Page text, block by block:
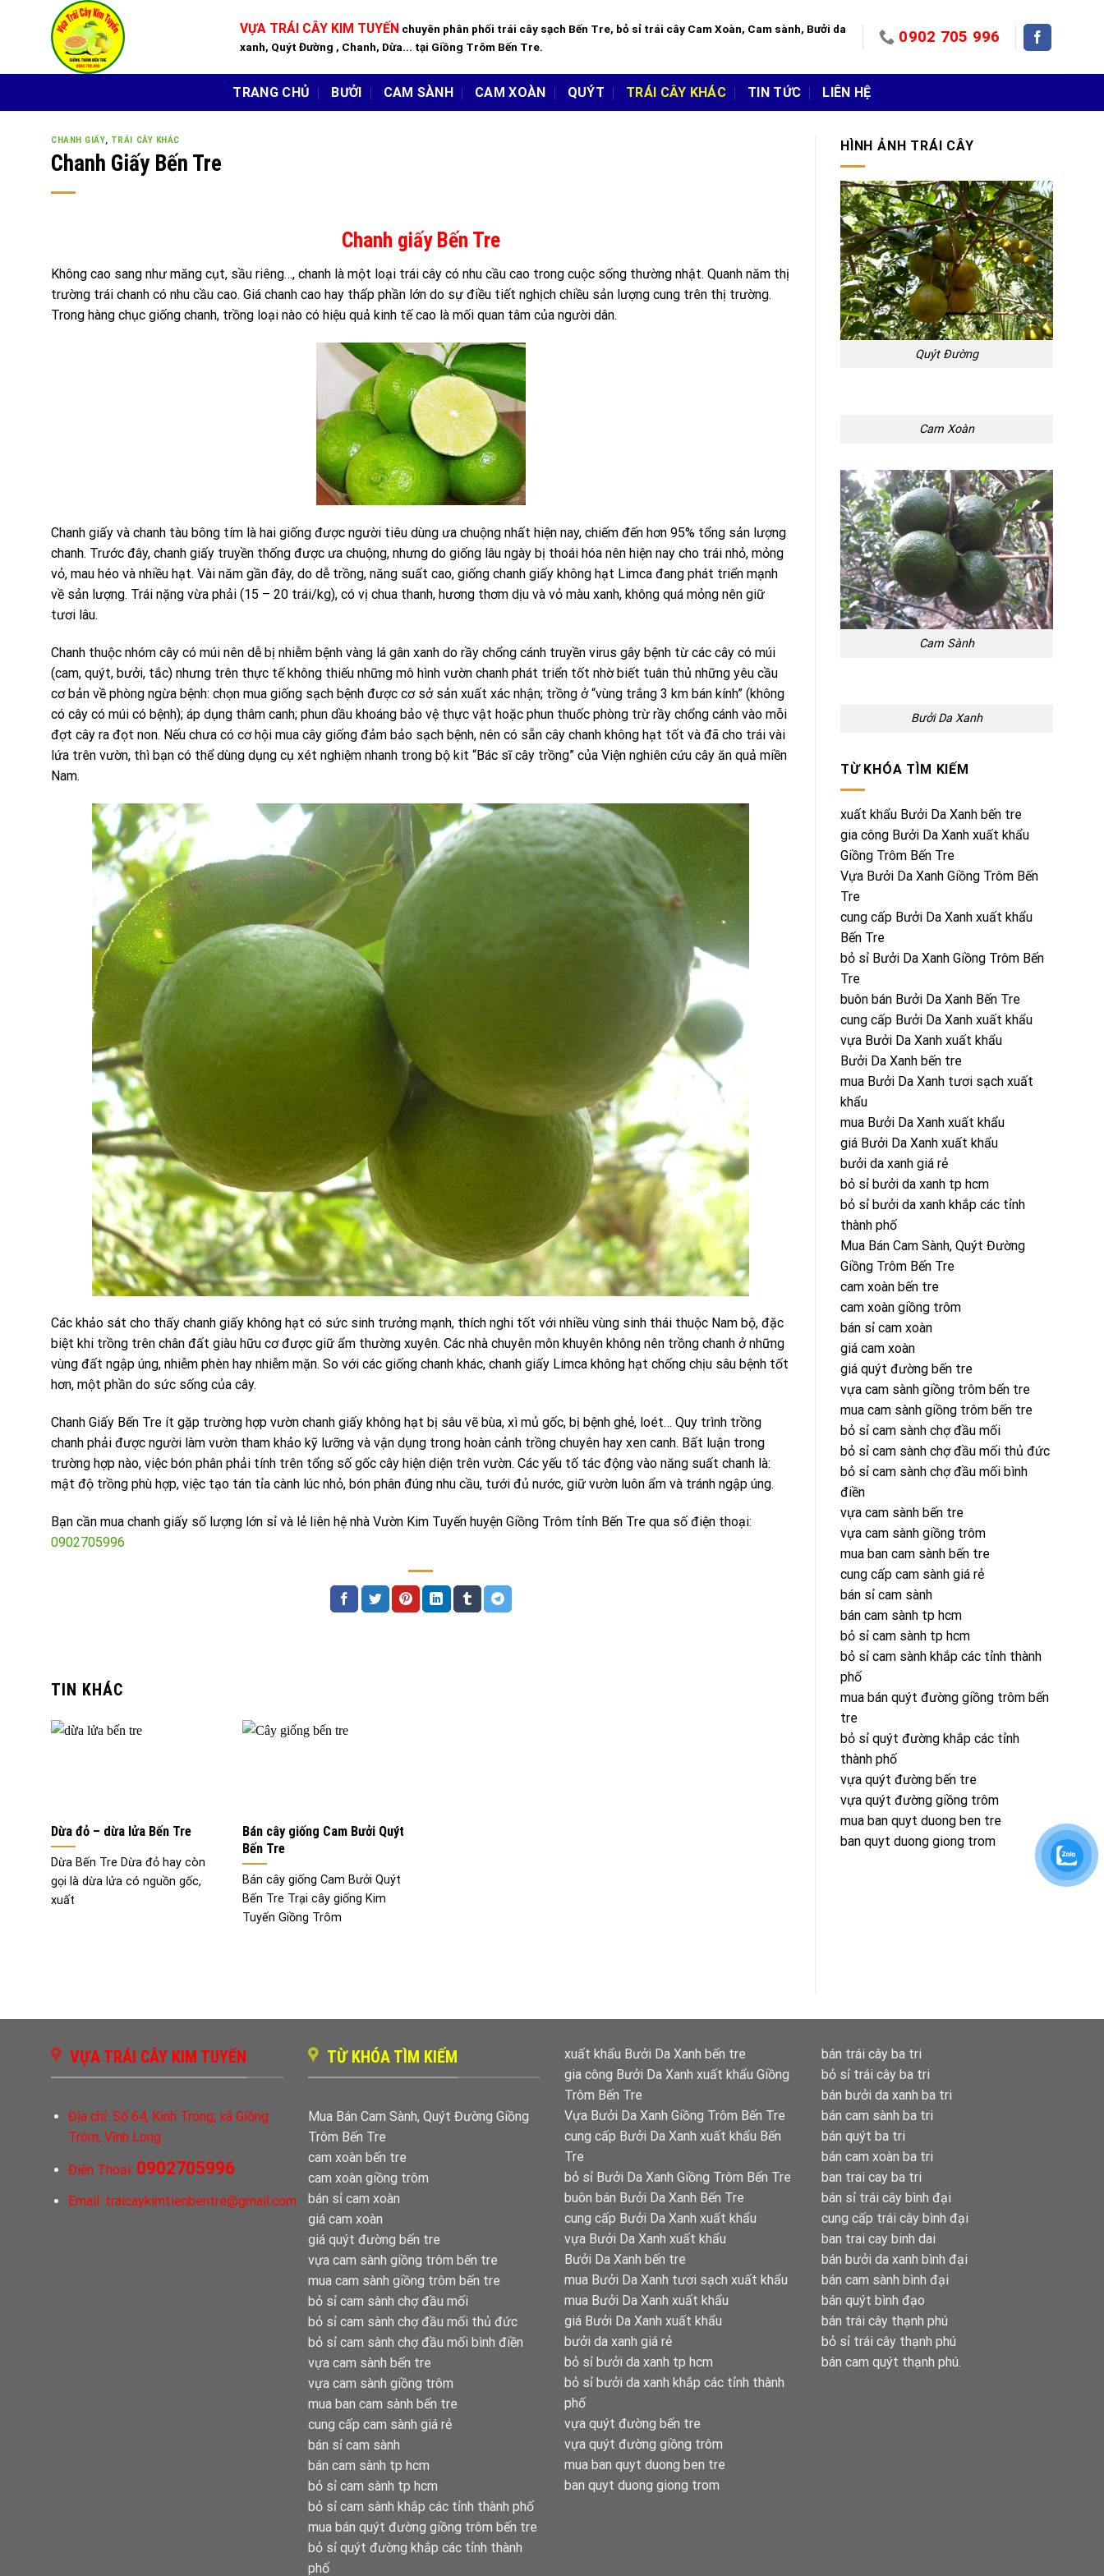
VỰA TRÁI CÂY KIM TUYẾN chuyên phân phối trái cây sạch Bến Tre, bỏ sỉ trái cây Cam Xoàn, Cam sành, Bưởi da
xanh, Quýt Đường , Chanh, Dừa... tại Giồng Trôm Bến Tre.
0902 705 996
TRANG CHỦ BƯỞI CAM SÀNH CAM XOÀN QUÝT TRÁI CÂY KHÁC TIN TỨC LIÊN HỆ
CHANH GIẤY, TRÁI CÂY KHÁC
Chanh Giấy Bến Tre
Chanh giấy Bến Tre
Không cao sang như măng cụt, sầu riêng…, chanh là một loại trái cây có nhu cầu cao trong cuộc sống thường nhật. Quanh năm thị
trường trái chanh có nhu cầu cao. Giá chanh cao hay thấp phần lớn do sự điều tiết nghịch chiều sản lượng cung trên thị trường.
Trong hàng chục giống chanh, trồng loại nào có hiệu quả kinh tế cao là mối quan tâm của người dân.
Chanh giấy và chanh tàu bông tím là hai giống được người tiêu dùng ưa chuộng nhất hiện nay, chiếm đến hơn 95% tổng sản lượng
chanh. Trước đây, chanh giấy truyền thống được ưa chuộng, nhưng do giống lâu ngày bị thoái hóa nên hiện nay cho trái nhỏ, mỏng
vỏ, mau héo và nhiều hạt. Vài năm gần đây, do dễ trồng, năng suất cao, giống chanh giấy không hạt Limca đang phát triển mạnh
về sản lượng. Trái nặng vừa phải (15 – 20 trái/kg), có vị chua thanh, hương thơm dịu và vỏ màu xanh, không quá mỏng nên giữ
tươi lâu.
Chanh thuộc nhóm cây có múi nên dễ bị nhiễm bệnh vàng lá gân xanh do rầy chổng cánh truyền virus gây bệnh từ các cây có múi
(cam, quýt, bưởi, tắc) nhưng trên thực tế không thiếu những mô hình vườn chanh phát triển tốt nhờ biết tuân thủ những yêu cầu
cơ bản về phòng ngừa bệnh: chọn mua giống sạch bệnh được cơ sở sản xuất xác nhận; trồng ở “vùng trắng 3 km bán kính” (không
có cây có múi có bệnh); áp dụng thâm canh; phun dầu khoáng bảo vệ thực vật hoặc phun thuốc phòng trừ rầy chổng cánh vào mỗi
đợt cây ra đọt non. Nếu chưa có cơ hội mua cây giống đảm bảo sạch bệnh, nên có sẵn cây chanh không hạt tốt và đã cho trái vài
lứa trên vườn, thì bạn có thể dùng dụng cụ xét nghiệm nhanh trong bộ kit “Bác sĩ cây trồng” của Viện nghiên cứu cây ăn quả miền
Nam.
Các khảo sát cho thấy chanh giấy không hạt có sức sinh trưởng mạnh, thích nghi tốt với nhiều vùng sinh thái thuộc Nam bộ, đặc
biệt khi trồng trên chân đất giàu hữu cơ được giữ ẩm thường xuyên. Các nhà chuyên môn khuyên không nên trồng chanh ở những
vùng đất ngập úng, nhiễm phèn hay nhiễm mặn. So với các giống chanh khác, chanh giấy Limca không hạt chống chịu sâu bệnh tốt
hơn, một phần do sức sống của cây.
Chanh Giấy Bến Tre ít gặp trường hợp vườn chanh giấy không hạt bị sâu vẽ bùa, xì mủ gốc, bị bệnh ghẻ, loét… Quy trình trồng
chanh phải được người làm vườn tham khảo kỹ lưỡng và vận dụng trong hoàn cảnh trồng chuyên hay xen canh. Bất luận trong
trường hợp nào, việc bón phân phải tính trên tổng số gốc cây hiện diện trên vườn. Các yếu tố tác động vào năng suất chanh là:
mật độ trồng phù hợp, việc tạo tán tỉa cành lúc nhỏ, bón phân đúng nhu cầu, tưới đủ nước, giữ vườn luôn ẩm và tránh ngập úng.
Bạn cần mua chanh giấy số lượng lớn sỉ và lẻ liên hệ nhà Vườn Kim Tuyến huyện Giồng Trôm tỉnh Bến Tre qua số điện thoại:
0902705996
TIN KHÁC
Dừa đỏ – dừa lửa Bến Tre
Dừa Bến Tre Dừa đỏ hay còn
gọi là dừa lửa có nguồn gốc,
xuất
Bán cây giống Cam Bưởi Quýt
Bến Tre
Bán cây giống Cam Bưởi Quýt
Bến Tre Trại cây giống Kim
Tuyến Giồng Trôm
HÌNH ẢNH TRÁI CÂY
Quýt Đường
Cam Xoàn
Cam Sành
Bưởi Da Xanh
TỪ KHÓA TÌM KIẾM
xuất khẩu Bưởi Da Xanh bến tre
gia công Bưởi Da Xanh xuất khẩu
Giồng Trôm Bến Tre
Vựa Bưởi Da Xanh Giồng Trôm Bến
Tre
cung cấp Bưởi Da Xanh xuất khẩu
Bến Tre
bỏ sỉ Bưởi Da Xanh Giồng Trôm Bến
Tre
buôn bán Bưởi Da Xanh Bến Tre
cung cấp Bưởi Da Xanh xuất khẩu
vựa Bưởi Da Xanh xuất khẩu
Bưởi Da Xanh bến tre
mua Bưởi Da Xanh tươi sạch xuất
khẩu
mua Bưởi Da Xanh xuất khẩu
giá Bưởi Da Xanh xuất khẩu
bưởi da xanh giá rẻ
bỏ sỉ bưởi da xanh tp hcm
bỏ sỉ bưởi da xanh khắp các tỉnh
thành phố
Mua Bán Cam Sành, Quýt Đường
Giồng Trôm Bến Tre
cam xoàn bến tre
cam xoàn giồng trôm
bán sỉ cam xoàn
giá cam xoàn
giá quýt đường bến tre
vựa cam sành giồng trôm bến tre
mua cam sành giồng trôm bến tre
bỏ sỉ cam sành chợ đầu mối
bỏ sỉ cam sành chợ đầu mối thủ đức
bỏ sỉ cam sành chợ đầu mối bình
điền
vựa cam sành bến tre
vựa cam sành giồng trôm
mua ban cam sành bến tre
cung cấp cam sành giá rẻ
bán sỉ cam sành
bán cam sành tp hcm
bỏ sỉ cam sành tp hcm
bỏ sỉ cam sành khắp các tỉnh thành
phố
mua bán quýt đường giồng trôm bến
tre
bỏ sỉ quýt đường khắp các tỉnh
thành phố
vựa quýt đường bến tre
vựa quýt đường giồng trôm
mua ban quyt duong ben tre
ban quyt duong giong trom
VỰA TRÁI CÂY KIM TUYẾN
Địa chỉ: Số 64, Kinh Trong, xã Giồng
Trôm, Vĩnh Long
Điện Thoại: 0902705996
Email: traicaykimtienbentre@gmail.com
TỪ KHÓA TÌM KIẾM
Mua Bán Cam Sành, Quýt Đường Giồng
Trôm Bến Tre
cam xoàn bến tre
cam xoàn giồng trôm
bán sỉ cam xoàn
giá cam xoàn
giá quýt đường bến tre
vựa cam sành giồng trôm bến tre
mua cam sành giồng trôm bến tre
bỏ sỉ cam sành chợ đầu mối
bỏ sỉ cam sành chợ đầu mối thủ đức
bỏ sỉ cam sành chợ đầu mối bình điền
vựa cam sành bến tre
vựa cam sành giồng trôm
mua ban cam sành bến tre
cung cấp cam sành giá rẻ
bán sỉ cam sành
bán cam sành tp hcm
bỏ sỉ cam sành tp hcm
bỏ sỉ cam sành khắp các tỉnh thành phố
mua bán quýt đường giồng trôm bến tre
bỏ sỉ quýt đường khắp các tỉnh thành
phố
xuất khẩu Bưởi Da Xanh bến tre
gia công Bưởi Da Xanh xuất khẩu Giồng
Trôm Bến Tre
Vựa Bưởi Da Xanh Giồng Trôm Bến Tre
cung cấp Bưởi Da Xanh xuất khẩu Bến
Tre
bỏ sỉ Bưởi Da Xanh Giồng Trôm Bến Tre
buôn bán Bưởi Da Xanh Bến Tre
cung cấp Bưởi Da Xanh xuất khẩu
vựa Bưởi Da Xanh xuất khẩu
Bưởi Da Xanh bến tre
mua Bưởi Da Xanh tươi sạch xuất khẩu
mua Bưởi Da Xanh xuất khẩu
giá Bưởi Da Xanh xuất khẩu
bưởi da xanh giá rẻ
bỏ sỉ bưởi da xanh tp hcm
bỏ sỉ bưởi da xanh khắp các tỉnh thành
phố
vựa quýt đường bến tre
vựa quýt đường giồng trôm
mua ban quyt duong ben tre
ban quyt duong giong trom
bán trái cây ba tri
bỏ sỉ trái cây ba tri
bán bưởi da xanh ba tri
bán cam sành ba tri
bán quýt ba tri
bán cam xoàn ba tri
ban trai cay ba tri
bán sỉ trái cây bình đại
cung cấp trái cây bình đại
ban trai cay binh dai
bán bưởi da xanh bình đại
bán cam sành bình đại
bán quýt bình đạo
bán trái cây thạnh phú
bỏ sỉ trái cây thạnh phú
bán cam quýt thạnh phú.